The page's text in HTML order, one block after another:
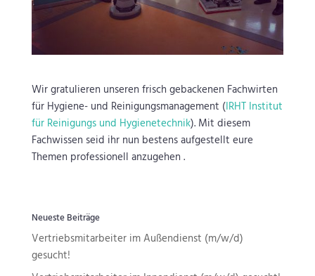
Wir gratulieren unseren frisch gebackenen Fachwirten
für Hygiene- und Reinigungsmanagement (IRHT Institut
für Reinigungs und Hygienetechnik). Mit diesem
Fachwissen seid ihr nun bestens aufgestellt eure
Themen professionell anzugehen .
Neueste Beiträge
Vertriebsmitarbeiter im Außendienst (m/w/d)
gesucht!